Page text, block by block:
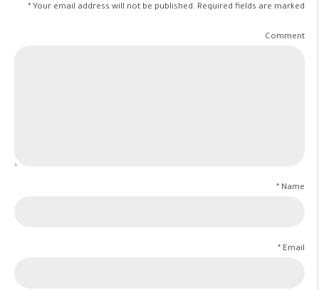
Your email address will not be published. Required fields are marked *
Comment
Name *
Email *